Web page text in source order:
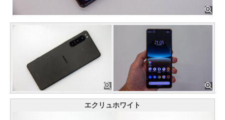
エクリュホワイト